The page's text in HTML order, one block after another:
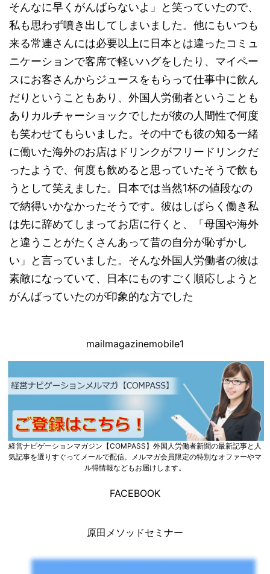
そんなに早くがんばらないよ」と笑っていたので、
私も思わず噴き出してしまいました。他にもいつも
来る常連さんには必要以上に日本とは違ったコミュ
ニケーションで客席で軽いハグをしたり、マイペー
スにお客さんからジュースをもらって仕事中に飲ん
だりということもあり、外国人労働者ということも
ありカルチャーショックでしたが彼の人間性で何度
も笑わせてもらいました。その中でも彼の知る一緒
に働いた海外のお店はドリンクがフリードリンクだ
ったようで、何度も飲めると思っていたそうで飲も
うとして笑えました。日本では当然1杯の値段なの
で納得いかなかったそうです。彼はしばらく働き私
は先に辞めてしまってお店に行くと、「母国や海外
と違うことがたくさんあって昔の自分が恥ずかし
い」と言っていました。そんな外国人労働者の彼は
素敵になっていて、日本にものすごく順応しようと
がんばっていたのが印象的な方でした
mailmagazinemobile1
経営ナビゲーションマガジン【COMPASS】外国人労働者新聞の最新記事と人
気記事を選りすぐってメールで配信。メルマガ会員限定の特別なオファーやマ
ル得情報などもお届けします。
FACEBOOK
原田メソッドセミナー